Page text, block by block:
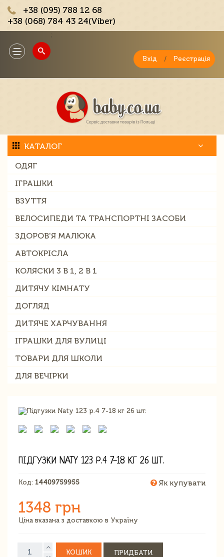
+38 (095) 788 12 68
+38 (068) 784 43 24(Viber)
Toggle
navigation
Вхід / Реєстрація
КАТАЛОГ
ОДЯГ
ІГРАШКИ
ВЗУТТЯ
ВЕЛОСИПЕДИ ТА ТРАНСПОРТНІ ЗАСОБИ
ЗДОРОВ'Я МАЛЮКА
АВТОКРІСЛА
КОЛЯСКИ 3 В 1, 2 В 1
ДИТЯЧУ КІМНАТУ
ДОГЛЯД
ДИТЯЧЕ ХАРЧУВАННЯ
ІГРАШКИ ДЛЯ ВУЛИЦІ
ТОВАРИ ДЛЯ ШКОЛИ
ДЛЯ ВЕЧІРКИ
ПІДГУЗКИ NATY 123 Р.4 7-18 КГ 26 ШТ.
Код: 14409759955 Як купувати
1348 грн
Ціна вказана з доставкою в Україну
КОШИК ПРИДБАТИ